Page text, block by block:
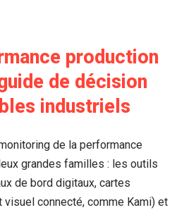
production
de décision
industriels
de la performance
grandes familles : les outils
de bord digitaux, cartes
visuel connecté, comme Kami) et